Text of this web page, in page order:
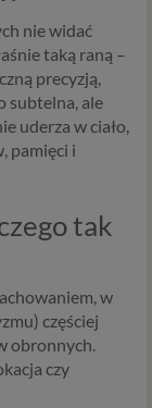
nie widać
taką raną –
precyzją,
subtelna, ale
uderza w ciało,
pamięci i
tak
w
częściej
obronnych.
czy